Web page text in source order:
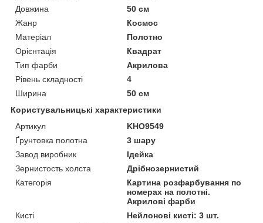
Довжина
50 см
Жанр
Космос
Матеріал
Полотно
Орієнтація
Квадрат
Тип фарби
Акрилова
Рівень складності
4
Ширина
50 см
Користувальницькі характеристики
Артикул
KHO9549
Ґрунтовка полотна
3 шару
Завод виробник
Ідейка
Зернистость холста
Дрібнозернистий
Категорія
Картина розфарбування по
номерах на полотні.
Акрилові фарби
Кисті
Нейлонові кисті: 3 шт.